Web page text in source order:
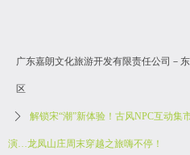
广东嘉朗文化旅游开发有限责任公司－
区
ꄲ 解锁宋“潮”新体验！古风NPC互动集
演…龙凤山庄周末穿越之旅嗨不停！